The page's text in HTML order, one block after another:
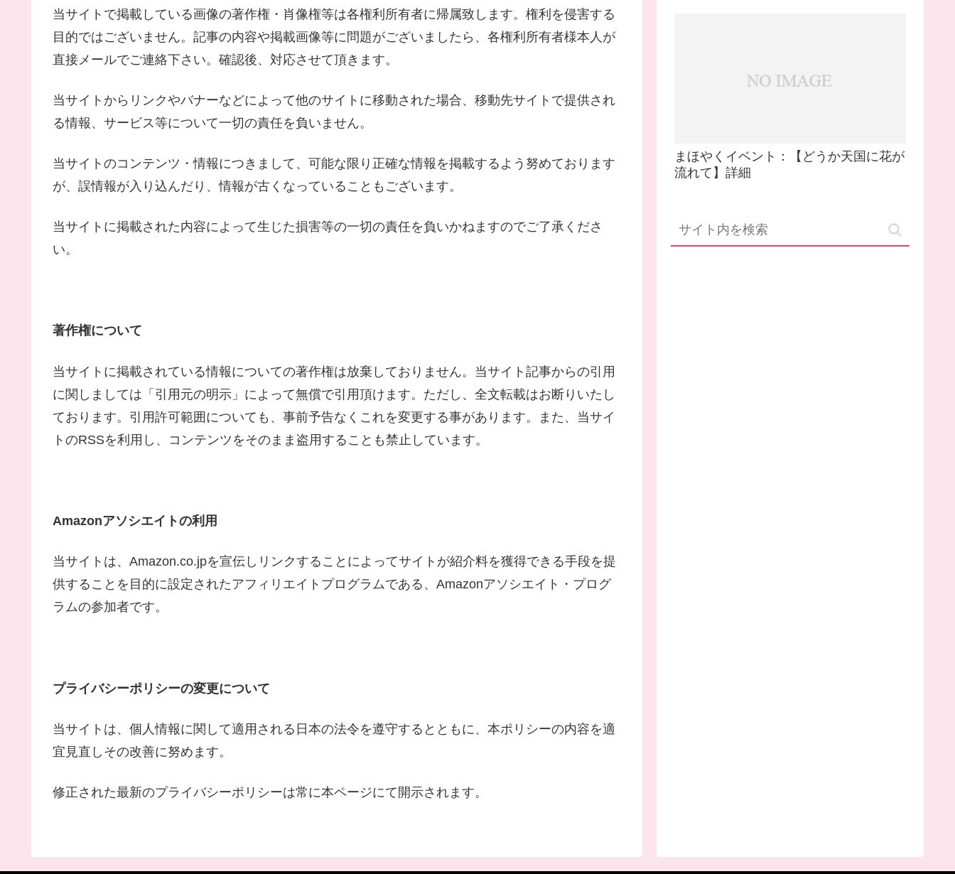
当サイトで掲載している画像の著作権・肖像権等は各権利所有者に帰属致します。権利を侵害する
目的ではございません。記事の内容や掲載画像等に問題がございましたら、各権利所有者様本人が
直接メールでご連絡下さい。確認後、対応させて頂きます。
当サイトからリンクやバナーなどによって他のサイトに移動された場合、移動先サイトで提供され
る情報、サービス等について一切の責任を負いません。
当サイトのコンテンツ・情報につきまして、可能な限り正確な情報を掲載するよう努めております
が、誤情報が入り込んだり、情報が古くなっていることもございます。
当サイトに掲載された内容によって生じた損害等の一切の責任を負いかねますのでご了承くださ
い。
著作権について
当サイトに掲載されている情報についての著作権は放棄しておりません。当サイト記事からの引用
に関しましては「引用元の明示」によって無償で引用頂けます。ただし、全文転載はお断りいたし
ております。引用許可範囲についても、事前予告なくこれを変更する事があります。また、当サイ
トのRSSを利用し、コンテンツをそのまま盗用することも禁止しています。
Amazonアソシエイトの利用
当サイトは、Amazon.co.jpを宣伝しリンクすることによってサイトが紹介料を獲得できる手段を提
供することを目的に設定されたアフィリエイトプログラムである、Amazonアソシエイト・プログ
ラムの参加者です。
プライバシーポリシーの変更について
当サイトは、個人情報に関して適用される日本の法令を遵守するとともに、本ポリシーの内容を適
宜見直しその改善に努めます。
修正された最新のプライバシーポリシーは常に本ページにて開示されます。
まほやくイベント：【どうか天国に花が
流れて】詳細